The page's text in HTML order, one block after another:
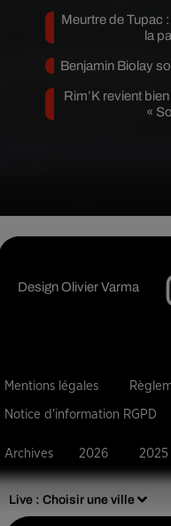
Live : Choisir une ville
Meurtre de Tupac
la
Benjamin Biolay
Rim’K revient
«
DesignOlivier Varma
Mentions légales
Notice d'information RGPD
Archives 2026 2025